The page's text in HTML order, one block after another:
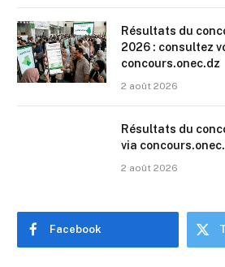
Résultats du
2026 : consultez
concours.onec.dz
2 août 2026
Résultats du
via
2 août 2026
Facebook